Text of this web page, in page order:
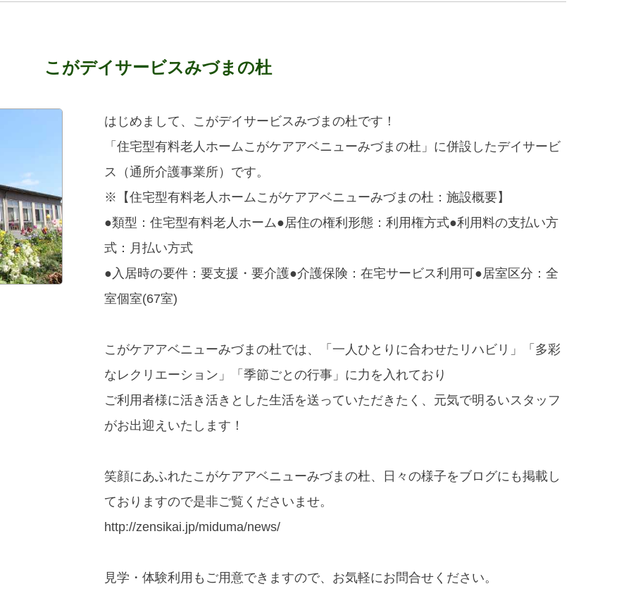
こがデイサービスみづまの杜
はじめまして、こがデイサービスみづまの杜です！
「住宅型有料老人ホームこがケアアベニューみづまの杜」に併設したデイサービ
ス（通所介護事業所）です。
※【住宅型有料老人ホームこがケアアベニューみづまの杜：施設概要】
●類型：住宅型有料老人ホーム●居住の権利形態：利用権方式●利用料の支払い方
式：月払い方式
●入居時の要件：要支援・要介護●介護保険：在宅サービス利用可●居室区分：全
室個室(67室)
こがケアアベニューみづまの杜では、「一人ひとりに合わせたリハビリ」「多彩
なレクリエーション」「季節ごとの行事」に力を入れており
ご利用者様に活き活きとした生活を送っていただきたく、元気で明るいスタッフ
がお出迎えいたします！
笑顔にあふれたこがケアアベニューみづまの杜、日々の様子をブログにも掲載し
ておりますので是非ご覧くださいませ。
http://zensikai.jp/miduma/news/
見学・体験利用もご用意できますので、お気軽にお問合せください。